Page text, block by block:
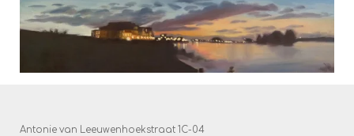
Antonie van Leeuwenhoekstraat 1C-04